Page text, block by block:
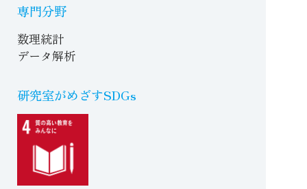
専門分野
数理統計
データ解析
研究室がめざすSDGs